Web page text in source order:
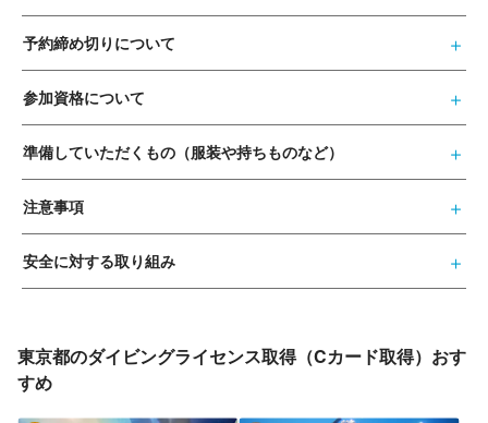
予約締め切りについて
参加資格について
準備していただくもの（服装や持ちものなど）
注意事項
安全に対する取り組み
東京都のダイビングライセンス取得（Cカード取得）おす
すめ